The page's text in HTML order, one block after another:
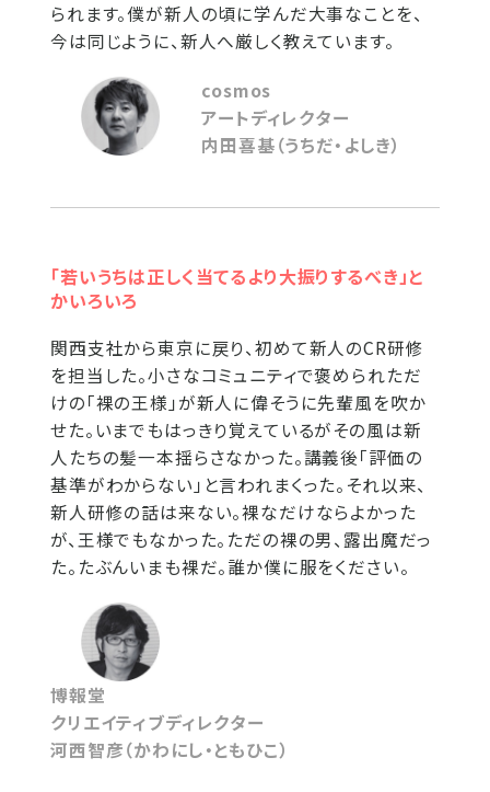
られます。僕が新人の頃に学んだ大事なことを、
今は同じように、新人へ厳しく教えています。
cosmos
アートディレクター
内田喜基（うちだ・よしき）
「若いうちは正しく当てるより大振りするべき」と
かいろいろ
関西支社から東京に戻り、初めて新人のCR研修
を担当した。小さなコミュニティで褒められただ
けの「裸の王様」が新人に偉そうに先輩風を吹か
せた。いまでもはっきり覚えているがその風は新
人たちの髪一本揺らさなかった。講義後「評価の
基準がわからない」と言われまくった。それ以来、
新人研修の話は来ない。裸なだけならよかった
が、王様でもなかった。ただの裸の男、露出魔だっ
た。たぶんいまも裸だ。誰か僕に服をください。
博報堂
クリエイティブディレクター
河西智彦（かわにし・ともひこ）